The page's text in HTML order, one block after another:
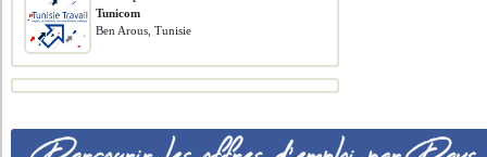
Tunicom
Ben Arous, Tunisie